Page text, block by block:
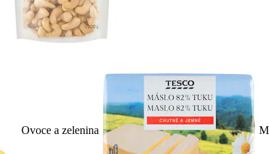
Ovoce a zelenina